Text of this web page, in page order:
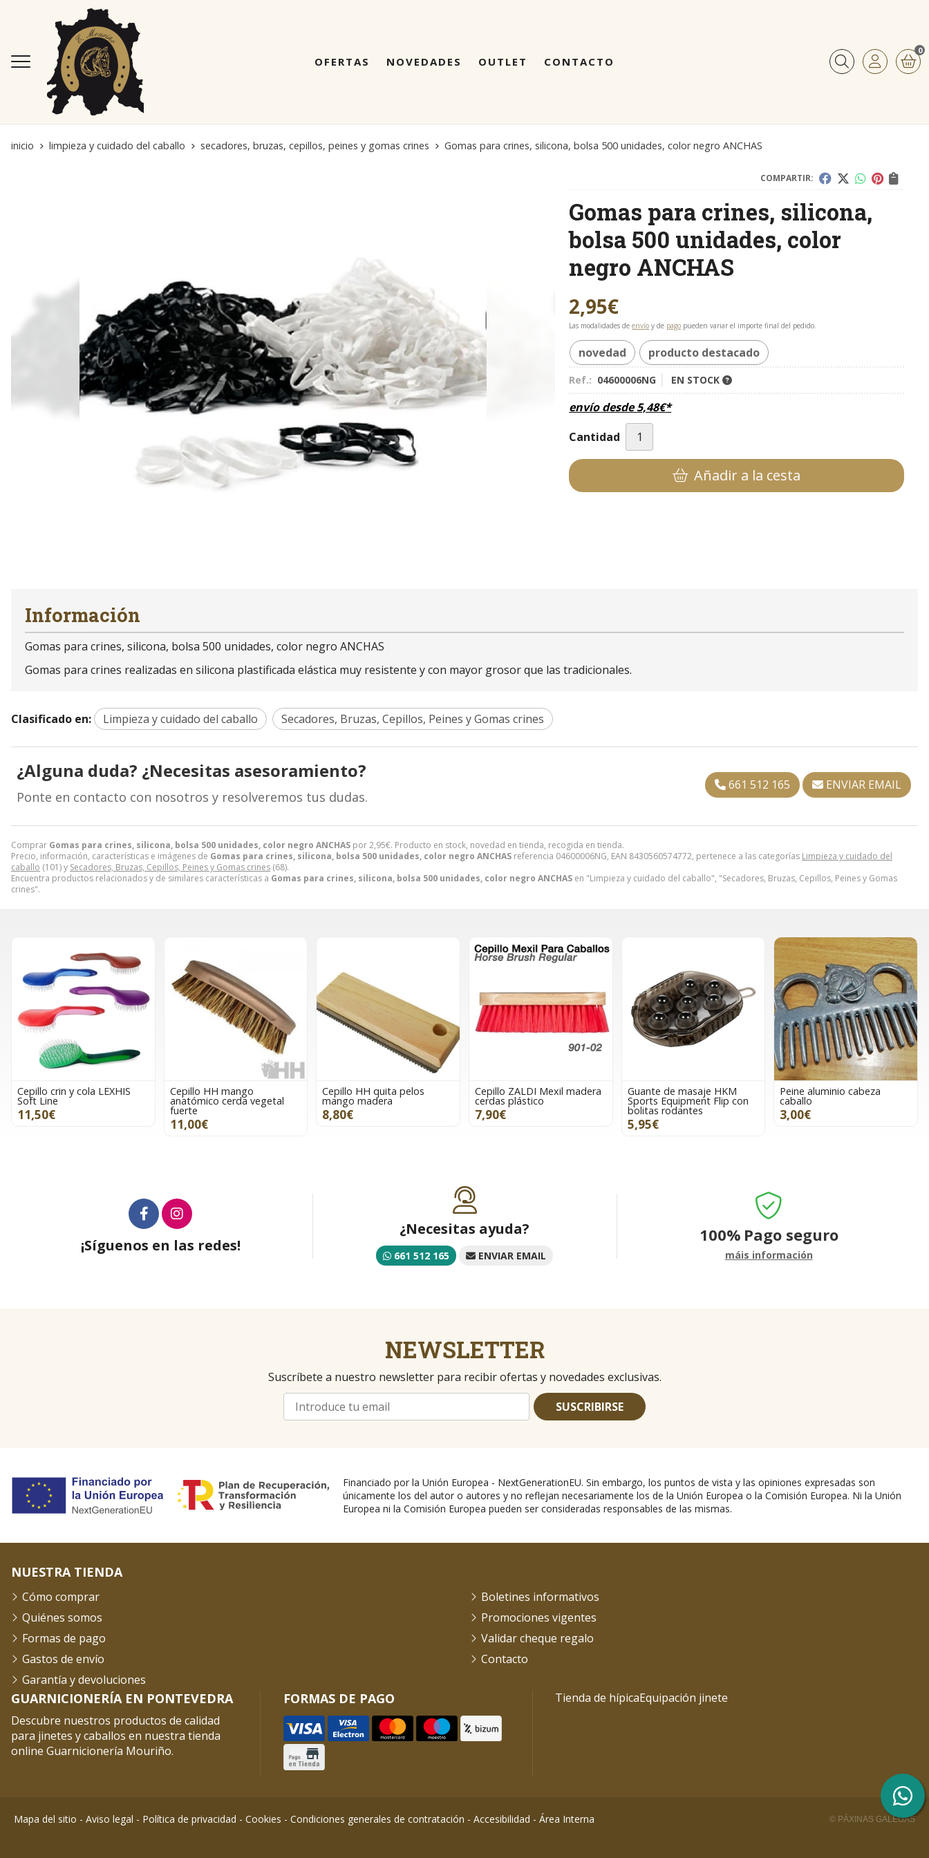
OFERTAS NOVEDADES OUTLET CONTACTO Buscar
0
inicio limpieza y cuidado del caballo secadores, bruzas, cepillos, peines y gomas crines Gomas para crines, silicona, bolsa 500 unidades, color negro ANCHAS
COMPARTIR:
Gomas para crines, silicona,
bolsa 500 unidades, color
negro ANCHAS
2,95€
Las modalidades deenvío y de pago pueden variar el importe final del pedido.
novedad producto destacado
Ref.: 04600006NG EN STOCK
envío desde5,48€*
Cantidad
Añadir a la cesta
Comprar Gomas para crines, silicona, bolsa 500 unidades, color negro ANCHAS por2,95€. Producto en stock, novedad en tienda, recogida en tienda.
Precio, información, características e imágenes de Gomas para crines, silicona, bolsa 500 unidades, color negro ANCHAS referencia 04600006NG, EAN 8430560574772, pertenece a las categorías Limpieza y cuidado del
caballo (101) y Secadores, Bruzas, Cepillos, Peines y Gomas crines (68).
Encuentra productos relacionados y de similares características a Gomas para crines, silicona, bolsa 500 unidades, color negro ANCHAS en "Limpieza y cuidado del caballo", "Secadores, Bruzas, Cepillos, Peines y Gomas
crines".
Información
Gomas para crines, silicona, bolsa 500 unidades, color negro ANCHAS
Gomas para crines realizadas en silicona plastificada elástica muy resistente y con mayor grosor que las tradicionales.
Clasificado en: Limpieza y cuidado del caballo Secadores, Bruzas, Cepillos, Peines y Gomas crines
¿Alguna duda? ¿Necesitas asesoramiento?
Ponte en contacto con nosotros y resolveremos tus dudas.
661 512 165 ENVIAR EMAIL
Cepillo crin y cola LEXHIS
Soft Line
11,50€
Cepillo HH mango
anatómico cerda vegetal
fuerte
11,00€
Cepillo HH quita pelos
mango madera
8,80€
Cepillo ZALDI Mexil madera
cerdas plástico
7,90€
Guante de masaje HKM
Sports Equipment Flip con
bolitas rodantes
5,95€
Peine aluminio cabeza
caballo
3,00€
¡Síguenos en las redes!
¿Necesitas ayuda?
661 512 165 ENVIAR EMAIL
100% Pago seguro
máis información
NEWSLETTER
Suscríbete a nuestro newsletter para recibir ofertas y novedades exclusivas.
SUSCRIBIRSE
Financiado por la Unión Europea - NextGenerationEU. Sin embargo, los puntos de vista y las opiniones expresadas son
únicamente los del autor o autores y no reflejan necesariamente los de la Unión Europea o la Comisión Europea. Ni la Unión
Europea ni la Comisión Europea pueden ser consideradas responsables de las mismas.
GUARNICIONERÍA EN PONTEVEDRA
Descubre nuestros productos de calidad
para jinetes y caballos en nuestra tienda
online Guarnicionería Mouriño.
FORMAS DE PAGO
NUESTRA TIENDA
Cómo comprar
Quiénes somos
Formas de pago
Gastos de envío
Garantía y devoluciones
Boletines informativos
Promociones vigentes
Validar cheque regalo
Contacto
Tienda de hípicaEquipación jinete
Mapa del sitio - Aviso legal - Política de privacidad - Cookies - Condiciones generales de contratación - Accesibilidad - Área Interna © PÁXINAS GALEGAS